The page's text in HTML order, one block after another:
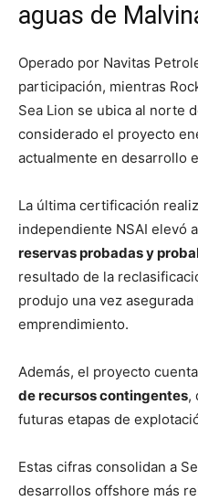
aguas de
Operado por Navitas
participación, mientras
Sea Lion se ubica al norte
considerado el proyecto
actualmente en desarrollo
La última certificación
independiente NSAI elevó a
reservas probadas y
resultado de la
produjo una vez
emprendimiento.
Además, el proyecto
de recursos contingentes,
futuras etapas de
Estas cifras consolidan a
desarrollos offshore más